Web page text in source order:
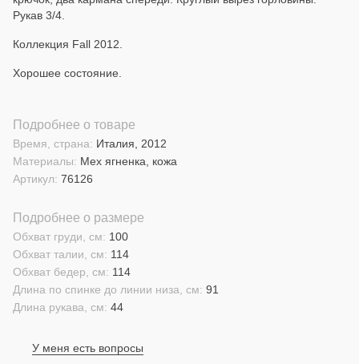
Рукав 3/4.
Коллекция Fall 2012.
Хорошее состояние.
Подробнее о товаре
Материалы: Мех ягненка, кожа
Время, страна: Италия, 2012
Артикул: 76126
Подробнее о размере
Длина рукава, см: 44
Длина по спинке до линии низа, см: 91
Обхват бедер, см: 114
Обхват талии, см: 114
Обхват груди, см: 100
У меня есть вопросы